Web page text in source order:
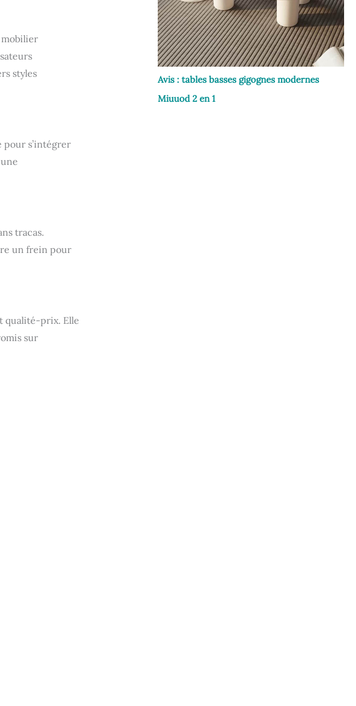
mobilier
styles
pour s’intégrer
tracas.
un frein pour
qualité-prix. Elle
sur
Avis : tables basses gigognes modernes
Miuuod 2 en 1